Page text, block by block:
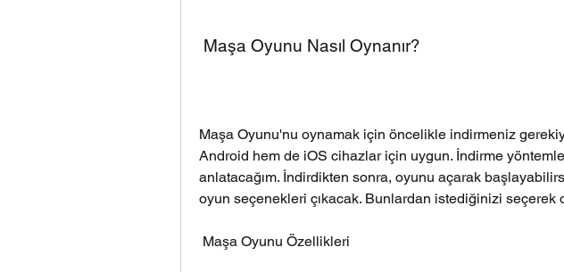
Maşa Oyunu Nasıl Oynanır?
Maşa Oyunu'nu oynamak için öncelikle indirmeniz
Android hem de iOS cihazlar için uygun. İndirme
anlatacağım. İndirdikten sonra, oyunu açarak
oyun seçenekleri çıkacak. Bunlardan istediğinizi seçerek
Maşa Oyunu Özellikleri